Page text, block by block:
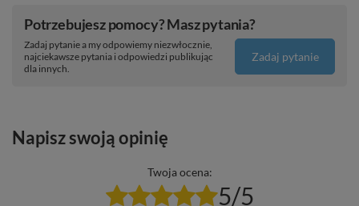
Potrzebujesz pomocy? Masz pytania?
Zadaj pytanie a my odpowiemy niezwłocznie,
najciekawsze pytania i odpowiedzi publikując
dla innych.
Zadaj pytanie
Napisz swoją opinię
Twoja ocena:
5/5